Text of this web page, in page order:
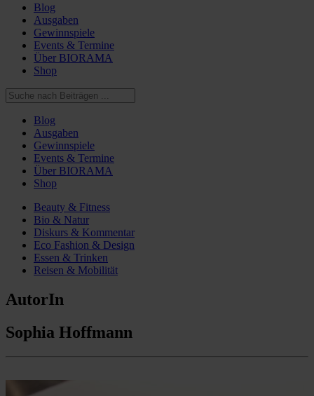
Blog
Ausgaben
Gewinnspiele
Events & Termine
Über BIORAMA
Shop
Blog
Ausgaben
Gewinnspiele
Events & Termine
Über BIORAMA
Shop
Beauty & Fitness
Bio & Natur
Diskurs & Kommentar
Eco Fashion & Design
Essen & Trinken
Reisen & Mobilität
AutorIn
Sophia Hoffmann